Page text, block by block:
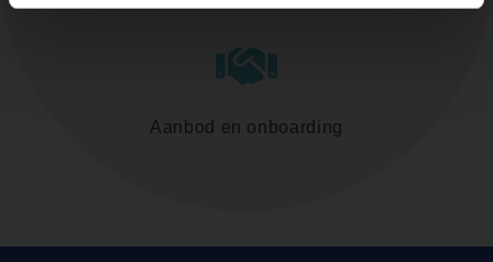
Aanbod en onboarding